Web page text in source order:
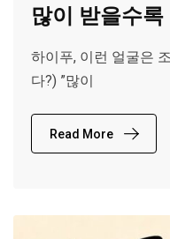
많이 받을수록
하이푸, 이런 얼굴은
다?) ”많이
Read More